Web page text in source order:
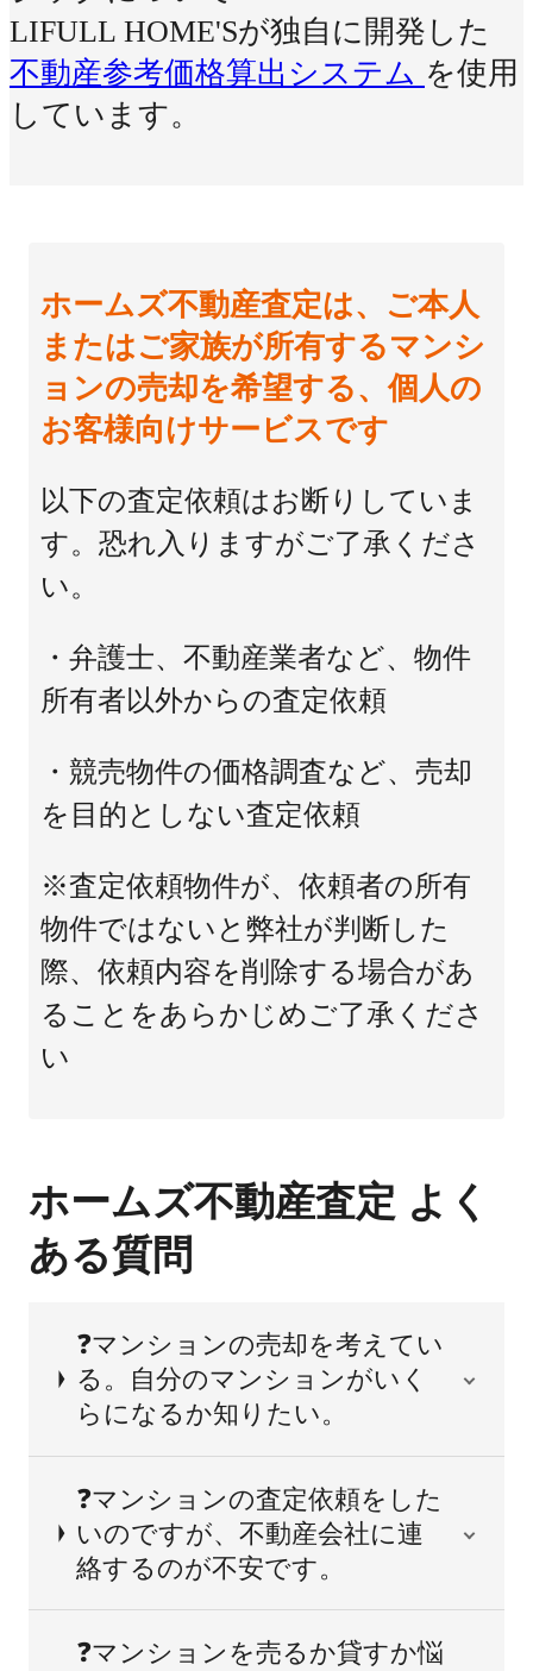
LIFULL HOME'Sが独自に開発した
不動産参考価格算出システム を使用
しています。
ホームズ不動産査定は、ご本人
またはご家族が所有するマンシ
ョンの売却を希望する、個人の
お客様向けサービスです
以下の査定依頼はお断りしていま
す。恐れ入りますがご了承くださ
い。
・弁護士、不動産業者など、物件
所有者以外からの査定依頼
・競売物件の価格調査など、売却
を目的としない査定依頼
※査定依頼物件が、依頼者の所有
物件ではないと弊社が判断した
際、依頼内容を削除する場合があ
ることをあらかじめご了承くださ
い
ホームズ不動産査定 よく
ある質問
❓マンションの売却を考えてい
る。自分のマンションがいく
らになるか知りたい。
❓マンションの査定依頼をした
いのですが、不動産会社に連
絡するのが不安です。
❓マンションを売るか貸すか悩